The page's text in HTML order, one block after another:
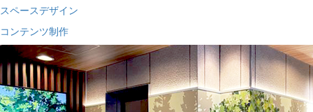
スペースデザイン
コンテンツ制作